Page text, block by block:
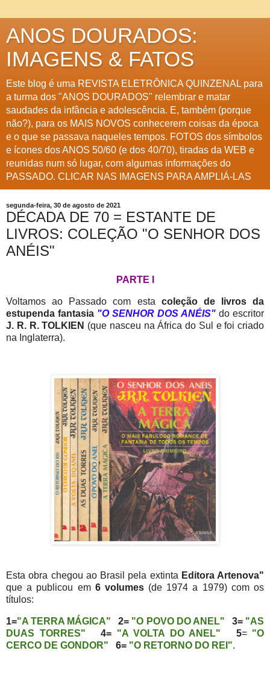
ANOS DOURADOS:
IMAGENS & FATOS
Este blog é uma REVISTA ELETRÔNICA QUINZENAL para
a turma dos "ANOS DOURADOS" relembrar e matar
saudades da infância e adolescência. E, também (porque
não?), para os MAIS NOVOS conhecerem coisas da época
e o que se passava naqueles tempos. FOTOS dos símbolos
e ícones dos ANOS 50/60 (e dos 40/70), tiradas da WEB e
reunidas num só lugar, com algumas informações do
PASSADO. CLICAR NAS IMAGENS PARA AMPLIÁ-LAS
segunda-feira, 30 de agosto de 2021
DÉCADA DE 70 = ESTANTE DE
LIVROS: COLEÇÃO "O SENHOR DOS
ANÉIS"
PARTE I
Voltamos ao Passado com esta coleção de livros da
estupenda fantasia "O SENHOR DOS ANÉIS" do escritor
J. R. R. TOLKIEN (que nasceu na África do Sul e foi criado
na Inglaterra).
Esta obra chegou ao Brasil pela extinta Editora Artenova"
que a publicou em 6 volumes(de 1974 a 1979) com os
títulos:
1="A TERRA MÁGICA" 2= "O POVO DO ANEL" 3= "AS
DUAS TORRES"
4= "A VOLTA DO ANEL" 5= "O
CERCO DE GONDOR"
6= "O RETORNO DO REI".